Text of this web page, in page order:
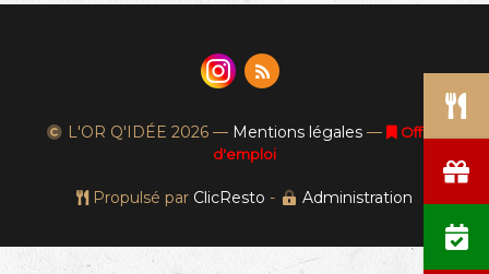
L'OR Q'IDÉE 2026 — Mentions légales —
Offres
d'emploi
Propulsé par ClicResto - Administration